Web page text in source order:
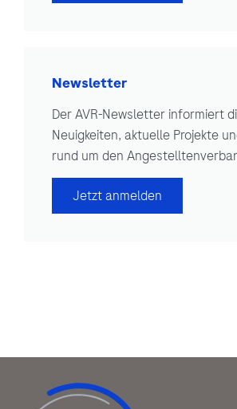
Newsletter
Der AVR-Newsletter informiert
Neuigkeiten, aktuelle Projekte
rund um den
Jetzt anmelden